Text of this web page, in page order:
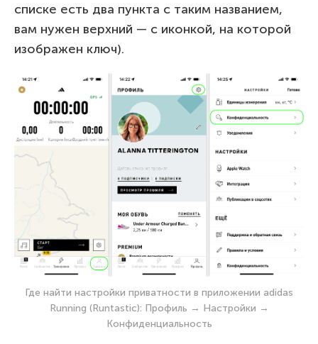
списке есть два пункта с таким названием,
вам нужен верхний — с иконкой, на которой
изображен ключ).
Где найти настройки приватности в приложении adidas
Running (Runtastic): Профиль → Настройки →
Конфиденциальность